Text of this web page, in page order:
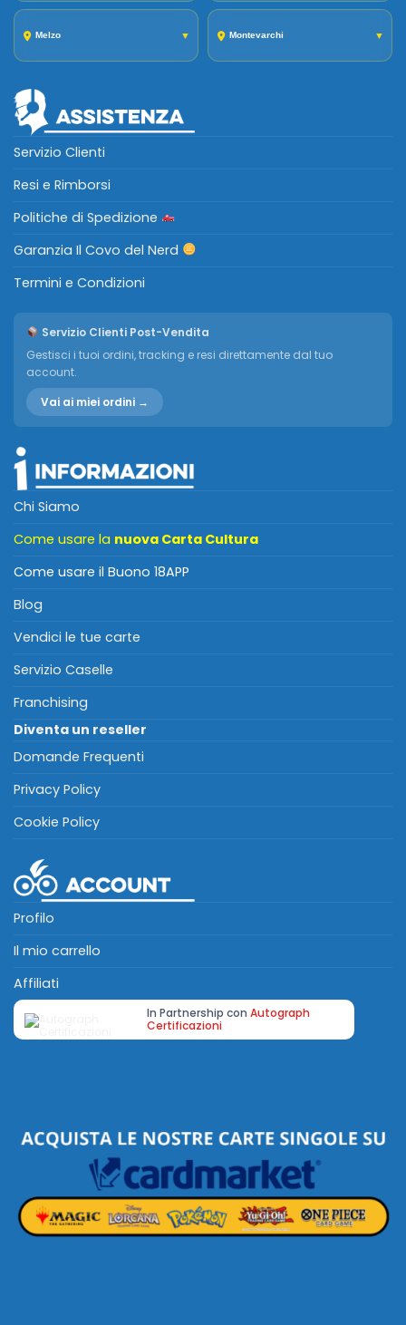
Melzo ▼ Montevarchi ▼
Servizio Clienti
Resi e Rimborsi
Politiche di Spedizione
Garanzia Il Covo del Nerd
Termini e Condizioni
Servizio Clienti Post-Vendita
Gestisci i tuoi ordini, tracking e resi direttamente dal tuo
account.
Vai ai miei ordini →
Chi Siamo
Come usare la nuova Carta Cultura
Come usare il Buono 18APP
Blog
Vendici le tue carte
Servizio Caselle
Franchising
Diventa un reseller
Domande Frequenti
Privacy Policy
Cookie Policy
Profilo
Il mio carrello
Affiliati
In Partnership con Autograph
Certificazioni